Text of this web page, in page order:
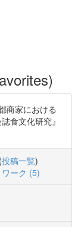
商家における
食文化研究』
(投稿一覧)
ーク (5)